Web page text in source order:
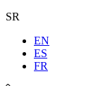
SR
EN
ES
FR